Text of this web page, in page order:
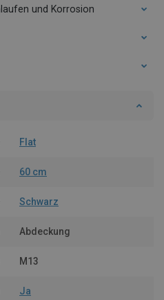
und Korrosion
Flat
60 cm
Schwarz
Abdeckung
M13
Ja